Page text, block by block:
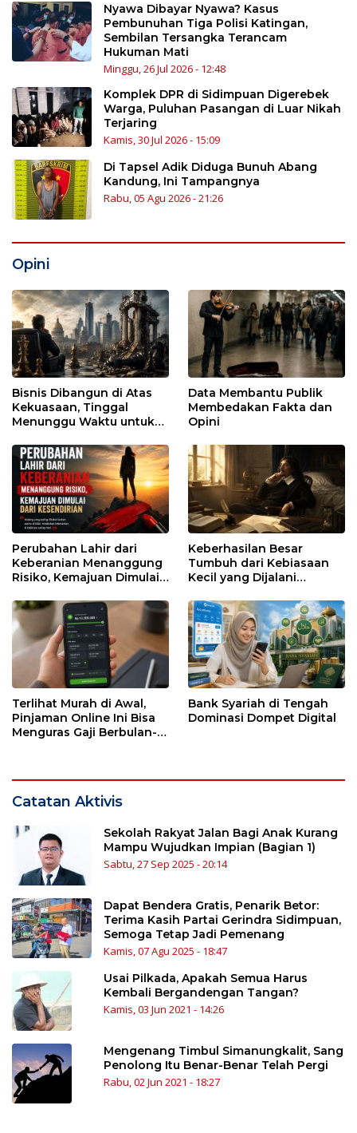
Nyawa Dibayar Nyawa? Kasus
Pembunuhan Tiga Polisi Katingan,
Sembilan Tersangka Terancam
Hukuman Mati
Minggu, 26 Jul 2026 - 12:48
Komplek DPR di Sidimpuan Digerebek
Warga, Puluhan Pasangan di Luar Nikah
Terjaring
Kamis, 30 Jul 2026 - 15:09
Di Tapsel Adik Diduga Bunuh Abang
Kandung, Ini Tampangnya
Rabu, 05 Agu 2026 - 21:26
Opini
Bisnis Dibangun di Atas
Kekuasaan, Tinggal
Menunggu Waktu untuk
Data Membantu Publik
Membedakan Fakta dan
Opini
Perubahan Lahir dari
Keberanian Menanggung
Risiko, Kemajuan Dimulai
Keberhasilan Besar
Tumbuh dari Kebiasaan
Kecil yang Dijalani
Terlihat Murah di Awal,
Pinjaman Online Ini Bisa
Menguras Gaji Berbulan-
Bank Syariah di Tengah
Dominasi Dompet Digital
Catatan Aktivis
Sekolah Rakyat Jalan Bagi Anak Kurang
Mampu Wujudkan Impian (Bagian 1)
Sabtu, 27 Sep 2025 - 20:14
Dapat Bendera Gratis, Penarik Betor:
Terima Kasih Partai Gerindra Sidimpuan,
Semoga Tetap Jadi Pemenang
Kamis, 07 Agu 2025 - 18:47
Usai Pilkada, Apakah Semua Harus
Kembali Bergandengan Tangan?
Kamis, 03 Jun 2021 - 14:26
Mengenang Timbul Simanungkalit, Sang
Penolong Itu Benar-Benar Telah Pergi
Rabu, 02 Jun 2021 - 18:27